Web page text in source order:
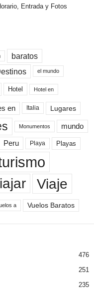
Entrada y Fotos
baratos
el mundo
Hotel Hotel en
en Italia Lugares
Monumentos mundo
Peru Playa Playas
Viaje
a Vuelos Baratos
476
251
235